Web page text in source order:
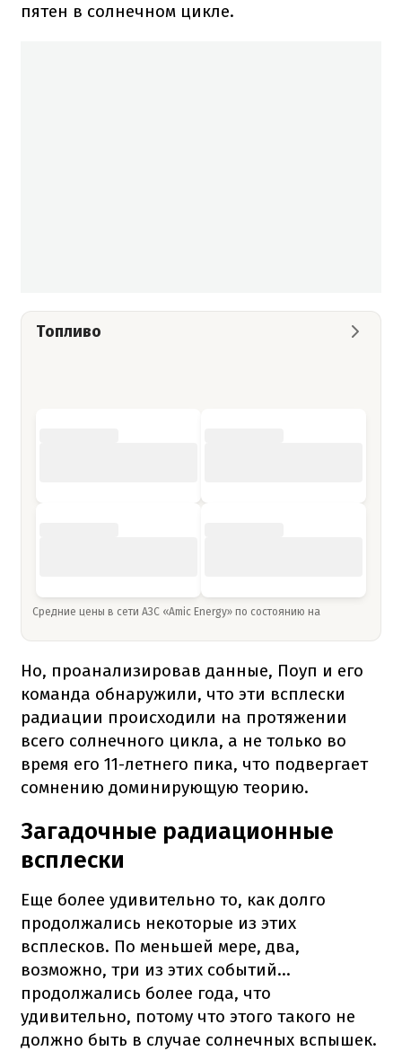
пятен в солнечном цикле.
Топливо
Средние цены в сети АЗС «Amic Energy» по состоянию на
Но, проанализировав данные, Поуп и его
команда обнаружили, что эти всплески
радиации происходили на протяжении
всего солнечного цикла, а не только во
время его 11-летнего пика, что подвергает
сомнению доминирующую теорию.
Загадочные радиационные
всплески
Еще более удивительно то, как долго
продолжались некоторые из этих
всплесков. По меньшей мере, два,
возможно, три из этих событий...
продолжались более года, что
удивительно, потому что этого такого не
должно быть в случае солнечных вспышек.